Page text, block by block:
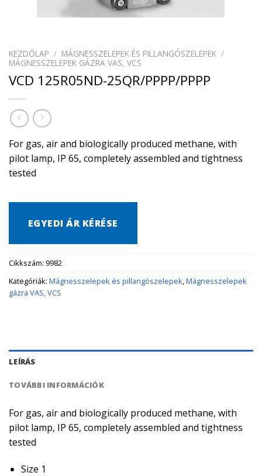
KEZDŐLAP / MÁGNESSZELEPEK ÉS PILLANGÓSZELEPEK /
MÁGNESSZELEPEK GÁZRA VAS, VCS
VCD 125R05ND-25QR/PPPP/PPPP
For gas, air and biologically produced methane, with
pilot lamp, IP 65, completely assembled and tightness
tested
EGYEDI ÁR KÉRÉSE
Cikkszám: 9982
Kategóriák: Mágnesszelepek és pillangószelepek,Mágnesszelepek
gázra VAS, VCS
LEÍRÁS
TOVÁBBI INFORMÁCIÓK
For gas, air and biologically produced methane, with
pilot lamp, IP 65, completely assembled and tightness
tested
Size 1